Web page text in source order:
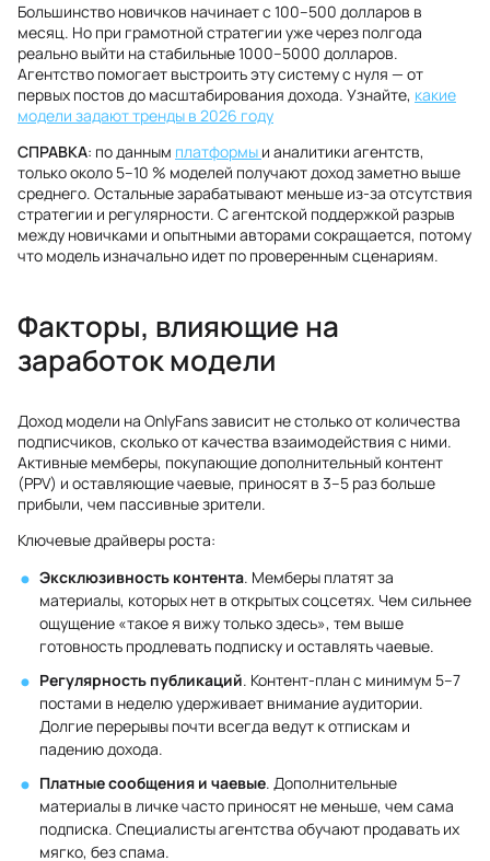
Большинство новичков начинает с 100–500 долларов в
месяц. Но при грамотной стратегии уже через полгода
реально выйти на стабильные 1000–5000 долларов.
Агентство помогает выстроить эту систему с нуля — от
первых постов до масштабирования дохода. Узнайте, какие
модели задают тренды в 2026 году
СПРАВКА: по данным платформы и аналитики агентств,
только около 5–10 % моделей получают доход заметно выше
среднего. Остальные зарабатывают меньше из‑за отсутствия
стратегии и регулярности. С агентской поддержкой разрыв
между новичками и опытными авторами сокращается, потому
что модель изначально идет по проверенным сценариям.
Факторы, влияющие на
заработок модели
Доход модели на OnlyFans зависит не столько от количества
подписчиков, сколько от качества взаимодействия с ними.
Активные мемберы, покупающие дополнительный контент
(PPV) и оставляющие чаевые, приносят в 3–5 раз больше
прибыли, чем пассивные зрители.
Ключевые драйверы роста:
Эксклюзивность контента. Мемберы платят за
материалы, которых нет в открытых соцсетях. Чем сильнее
ощущение «такое я вижу только здесь», тем выше
готовность продлевать подписку и оставлять чаевые.
Регулярность публикаций. Контент-план с минимум 5–7
постами в неделю удерживает внимание аудитории.
Долгие перерывы почти всегда ведут к отпискам и
падению дохода.
Платные сообщения и чаевые. Дополнительные
материалы в личке часто приносят не меньше, чем сама
подписка. Специалисты агентства обучают продавать их
мягко, без спама.